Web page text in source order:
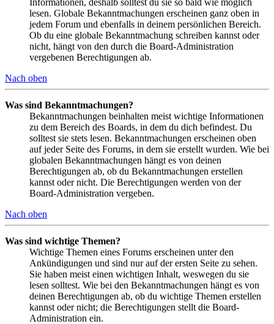
lesen. Globale Bekanntmachungen erscheinen ganz oben in
jedem Forum und ebenfalls in deinem persönlichen Bereich.
Ob du eine globale Bekanntmachung schreiben kannst oder
nicht, hängt von den durch die Board-Administration
vergebenen Berechtigungen ab.
Nach oben
Was sind Bekanntmachungen?
Bekanntmachungen beinhalten meist wichtige Informationen
zu dem Bereich des Boards, in dem du dich befindest. Du
solltest sie stets lesen. Bekanntmachungen erscheinen oben
auf jeder Seite des Forums, in dem sie erstellt wurden. Wie bei
globalen Bekanntmachungen hängt es von deinen
Berechtigungen ab, ob du Bekanntmachungen erstellen
kannst oder nicht. Die Berechtigungen werden von der
Board-Administration vergeben.
Nach oben
Was sind wichtige Themen?
Wichtige Themen eines Forums erscheinen unter den
Ankündigungen und sind nur auf der ersten Seite zu sehen.
Sie haben meist einen wichtigen Inhalt, weswegen du sie
lesen solltest. Wie bei den Bekanntmachungen hängt es von
deinen Berechtigungen ab, ob du wichtige Themen erstellen
kannst oder nicht; die Berechtigungen stellt die Board-
Administration ein.